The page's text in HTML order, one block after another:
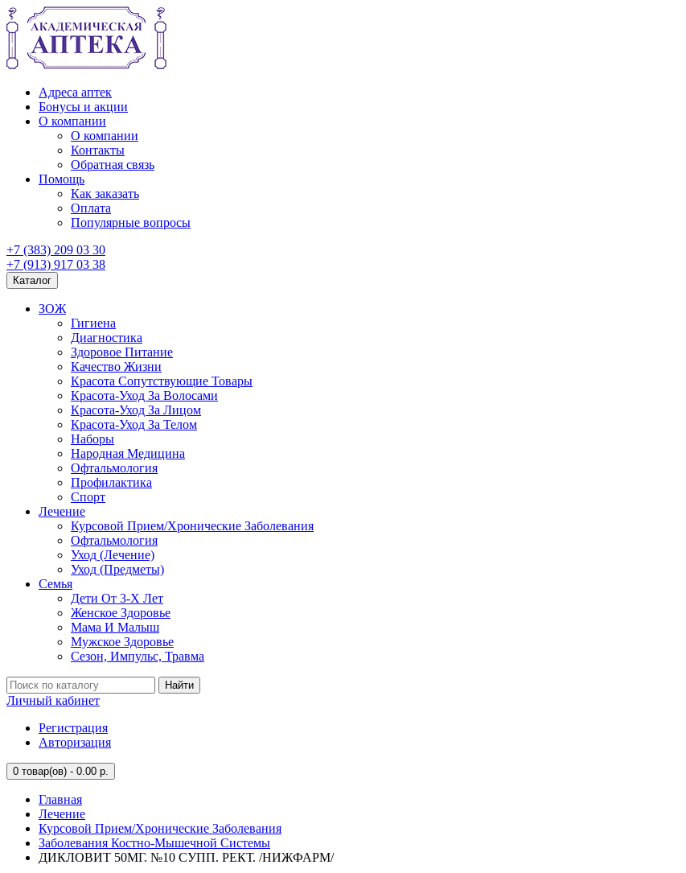
Адреса аптек
Бонусы и акции
О компании
О компании
Контакты
Обратная связь
Помощь
Как заказать
Оплата
Популярные вопросы
+7 (383) 209 03 30
+7 (913) 917 03 38
Каталог
ЗОЖ
Гигиена
Диагностика
Здоровое Питание
Качество Жизни
Красота Сопутствующие Товары
Красота-Уход За Волосами
Красота-Уход За Лицом
Красота-Уход За Телом
Наборы
Народная Медицина
Офтальмология
Профилактика
Спорт
Лечение
Курсовой Прием/Хронические Заболевания
Офтальмология
Уход (Лечение)
Уход (Предметы)
Семья
Дети От 3-Х Лет
Женское Здоровье
Мама И Малыш
Мужское Здоровье
Сезон, Импульс, Травма
Найти
Личный кабинет
Регистрация
Авторизация
0 товар(ов) - 0.00 р.
Главная
Лечение
Курсовой Прием/Хронические Заболевания
Заболевания Костно-Мышечной Системы
ДИКЛОВИТ 50МГ. №10 СУПП. РЕКТ. /НИЖФАРМ/